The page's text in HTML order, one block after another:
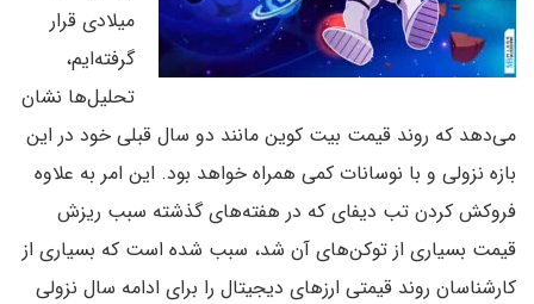
میلادی قرار
گرفته‌ایم،
تحلیل‌ها نشان
می‌دهد که روند قیمت بیت کوین مانند دو سال قبلی خود در این
بازه نزولی و با نوسانات کمی همراه خواهد بود. این امر به علاوه
فروکش کردن تب دیفای که در هفته‌های گذشته سبب ریزش
قیمت بسیاری از توکن‌های آن شد، سبب شده است که بسیاری از
کارشناسان روند قیمتی ارزهای دیجیتال را برای ادامه سال نزولی